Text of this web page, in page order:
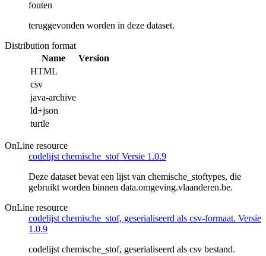
fouten
teruggevonden worden in deze dataset.
Distribution format
Name
Version
HTML
csv
java-archive
ld+json
turtle
OnLine resource
codelijst chemische_stof Versie 1.0.9
Deze dataset bevat een lijst van chemische_stoftypes, die
gebruikt worden binnen data.omgeving.vlaanderen.be.
OnLine resource
codelijst chemische_stof, geserialiseerd als csv-formaat. Versie
1.0.9
codelijst chemische_stof, geserialiseerd als csv bestand.